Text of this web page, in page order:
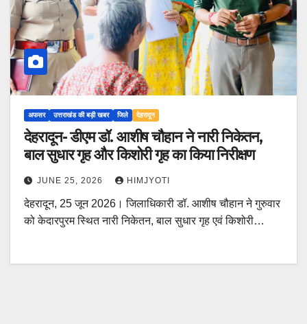
अफसर उत्तराखंड की बड़ी खबर जिले देहरादून
देहरादून- डीएम डॉ. आशीष चौहान ने नारी निकेतन,
बाल सुधार गृह और किशोरी गृह का किया निरीक्षण
JUNE 25, 2026 HIMJYOTI
देहरादून, 25 जून 2026। जिलाधिकारी डॉ. आशीष चौहान ने गुरुवार
को केदारपुरम स्थित नारी निकेतन, बाल सुधार गृह एवं किशोरी…